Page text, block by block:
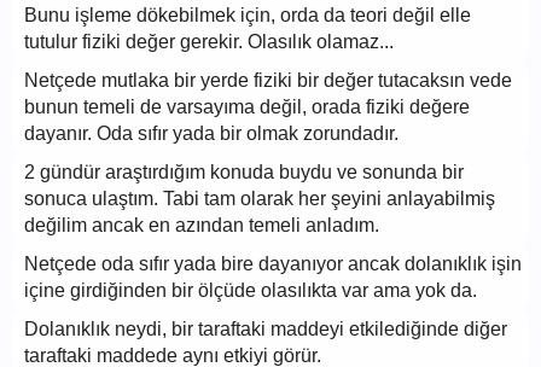
Bunu işleme dökebilmek için, orda da teori değil elle
tutulur fiziki değer gerekir. Olasılık olamaz...
Netçede mutlaka bir yerde fiziki bir değer tutacaksın vede
bunun temeli de varsayıma değil, orada fiziki değere
dayanır. Oda sıfır yada bir olmak zorundadır.
2 gündür araştırdığım konuda buydu ve sonunda bir
sonuca ulaştım. Tabi tam olarak her şeyini anlayabilmiş
değilim ancak en azından temeli anladım.
Netçede oda sıfır yada bire dayanıyor ancak dolanıklık işin
içine girdiğinden bir ölçüde olasılıkta var ama yok da.
Dolanıklık neydi, bir taraftaki maddeyi etkilediğinde diğer
taraftaki maddede aynı etkiyi görür.